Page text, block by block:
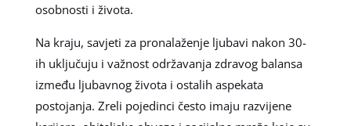
osobnosti i života.
Na kraju, savjeti za pronalaženje ljubavi nakon 30-
ih uključuju i važnost održavanja zdravog balansa
između ljubavnog života i ostalih aspekata
postojanja. Zreli pojedinci često imaju razvijene